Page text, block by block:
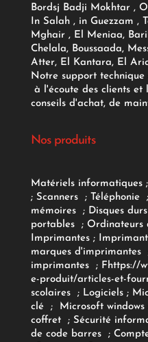
Bordsj Badji Mokhtar ,
In Salah , in Guezzam ,
Mghair , El Meniaa,
Chelala, Boussaada,
Atter, El Kantara, El
Notre support technique
à l'écoute des clients et
conseils d'achat, de
Nos produits
Matériels informatiques;
; Scanners ; Téléphonie ;
mémoires
; Disques
portables
; Ordinateurs
Imprimantes;
marques d'imprimantes
imprimantes
; Fhttps://
e-produit/articles-et-
scolaires; Logiciels ;
clé
; Microsoft windows
coffret ; Sécurité
de code barres
;